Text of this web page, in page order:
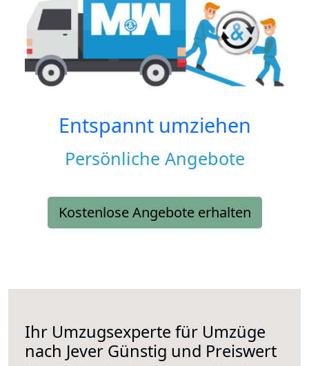
Entspannt umziehen
Persönliche Angebote
Kostenlose Angebote erhalten
Ihr Umzugsexperte für Umzüge
nach Jever Günstig und Preiswert